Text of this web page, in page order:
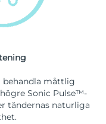
behandla måttlig
Sonic Pulse™-
tändernas naturliga